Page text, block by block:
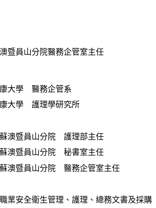
暨員山分院醫務企管室主任
大學 醫務企管系
大學 護理學研究所
澳暨員山分院 護理部主任
澳暨員山分院 秘書室主任
澳暨員山分院 醫務企管室主任
業安全衛生管理、護理、總務文書及採購